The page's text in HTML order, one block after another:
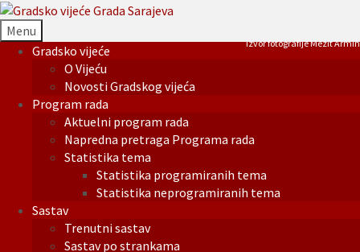
Menu
Gradsko vijeće
O Vijeću
Novosti Gradskog vijeća
Program rada
Aktuelni program rada
Napredna pretraga Programa rada
Statistika tema
Statistika programiranih tema
Statistika neprogramiranih tema
Sastav
Trenutni sastav
Sastav po strankama
Izvor fotografije Mezit Armin